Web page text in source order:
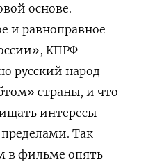
основе.
и равноправное
КПРФ
русский народ
страны, и что
интересы
пределами. Так
в фильме опять